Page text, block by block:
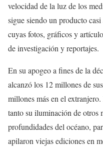
velocidad de la luz de los
sigue siendo un producto
cuyas fotos, gráficos y
de investigación y reportajes.
En su apogeo a fines de la
alcanzó los 12 millones de
millones más en el
tanto su iluminación de otros
profundidades del océano,
apilaron viejas ediciones en